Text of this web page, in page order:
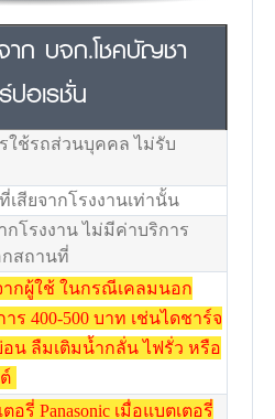
าก บจก.โชคบัญชา
ปอเรชั่น
ใช้รถส่วนบุคคล ไม่รับ
เสียจากโรงงานเท่านั้น
กโรงงาน ไม่มีค่าบริการ
สถานที่
ากผู้ใช้ ในกรณีเคลมนอก
ร 400-500 บาท เช่นไดชาร์จ
น ลืมเติมน้ำกลั่น ไฟรั่ว หรือ
รี่ Panasonic เมื่อแบตเตอรี่